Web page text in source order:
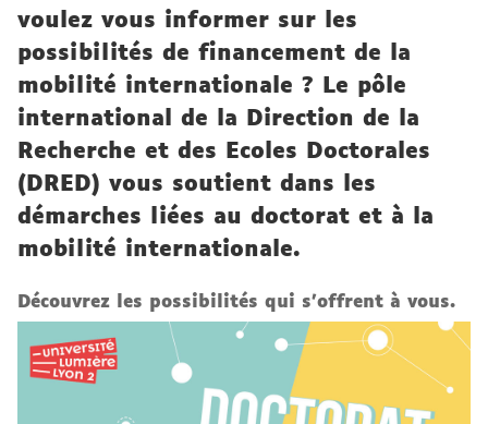
et HDR
un
doctorat
voulez vous informer sur les
possibilités de financement de la
mobilité internationale ? Le pôle
international de la Direction de la
Recherche et des Ecoles Doctorales
(DRED) vous soutient dans les
démarches liées au doctorat et à la
mobilité internationale.
Découvrez les possibilités qui s'offrent à vous.